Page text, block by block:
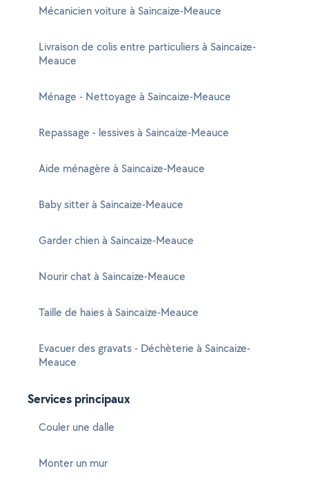
Mécanicien voiture à Saincaize-Meauce
Livraison de colis entre particuliers à Saincaize-
Meauce
Ménage - Nettoyage à Saincaize-Meauce
Repassage - lessives à Saincaize-Meauce
Aide ménagère à Saincaize-Meauce
Baby sitter à Saincaize-Meauce
Garder chien à Saincaize-Meauce
Nourir chat à Saincaize-Meauce
Taille de haies à Saincaize-Meauce
Evacuer des gravats - Déchèterie à Saincaize-
Meauce
Services principaux
Couler une dalle
Monter un mur